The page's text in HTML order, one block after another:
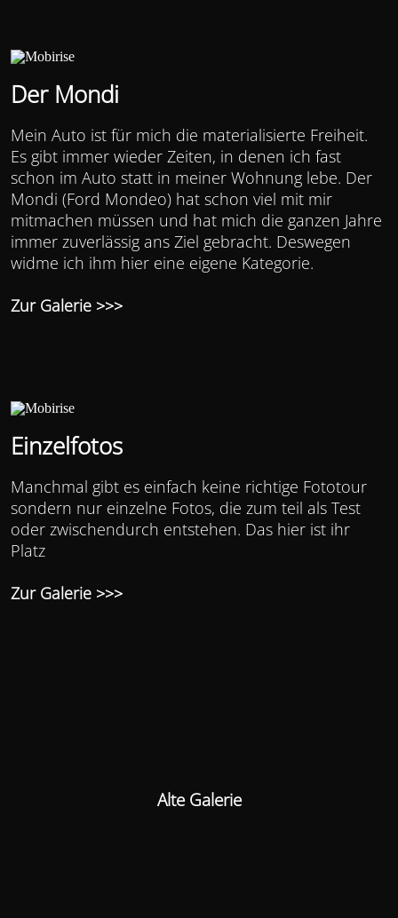
Der Mondi
Mein Auto ist für mich die materialisierte Freiheit.
Es gibt immer wieder Zeiten, in denen ich fast
schon im Auto statt in meiner Wohnung lebe. Der
Mondi (Ford Mondeo) hat schon viel mit mir
mitmachen müssen und hat mich die ganzen Jahre
immer zuverlässig ans Ziel gebracht. Deswegen
widme ich ihm hier eine eigene Kategorie.
Zur Galerie >>>
Einzelfotos
Manchmal gibt es einfach keine richtige Fototour
sondern nur einzelne Fotos, die zum teil als Test
oder zwischendurch entstehen. Das hier ist ihr
Platz
Zur Galerie >>>
Alte Galerie